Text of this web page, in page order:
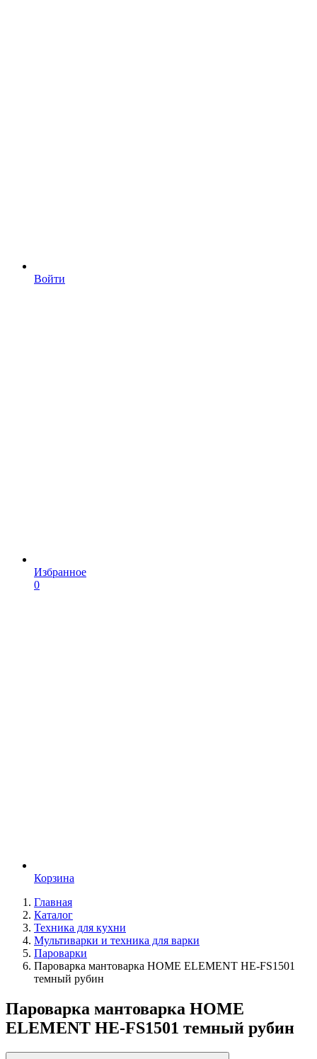
Войти
Избранное
0
Корзина
Главная
Каталог
Техника для кухни
Мультиварки и техника для варки
Пароварки
Пароварка мантоварка HOME ELEMENT HE-FS1501
темный рубин
Пароварка мантоварка HOME
ELEMENT HE-FS1501 темный рубин